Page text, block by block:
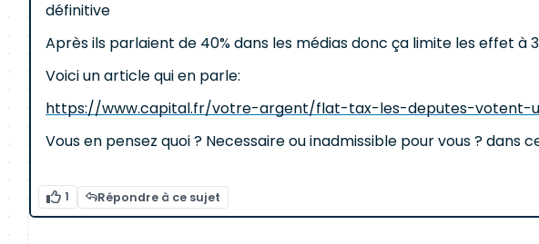
définitive
Après ils parlaient de 40% dans les médias donc ça limite les effet à
Voici un article qui en parle:
https://www.capital.fr/votre-argent/flat-tax-les-deputes-votent-
Vous en pensez quoi ? Necessaire ou inadmissible pour vous ? dans
1 Répondre à ce sujet